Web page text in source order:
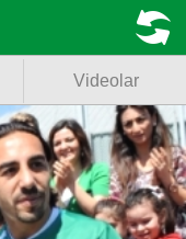
Videolar